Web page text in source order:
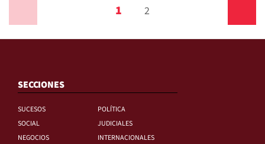
1 2
SECCIONES
SUCESOS
POLÍTICA
SOCIAL
JUDICIALES
NEGOCIOS
INTERNACIONALES